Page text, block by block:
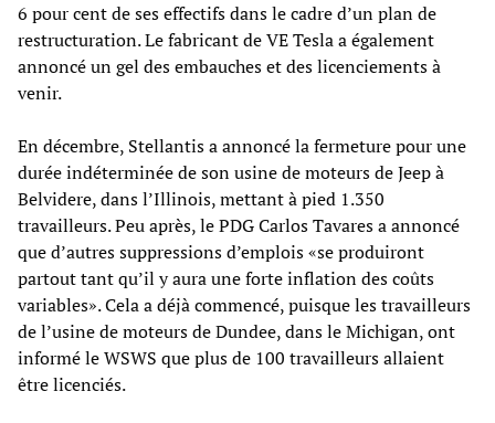
6 pour cent de ses effectifs dans le cadre d’un plan de
restructuration. Le fabricant de VE Tesla a également
annoncé un gel des embauches et des licenciements à
venir.
En décembre, Stellantis a annoncé la fermeture pour une
durée indéterminée de son usine de moteurs de Jeep à
Belvidere, dans l’Illinois, mettant à pied 1.350
travailleurs. Peu après, le PDG Carlos Tavares a annoncé
que d’autres suppressions d’emplois «se produiront
partout tant qu’il y aura une forte inflation des coûts
variables». Cela a déjà commencé, puisque les travailleurs
de l’usine de moteurs de Dundee, dans le Michigan, ont
informé le WSWS que plus de 100 travailleurs allaient
être licenciés.